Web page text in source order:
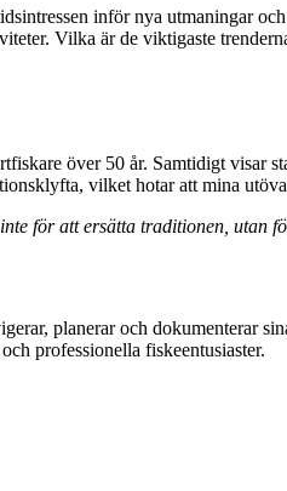
inför nya utmaningar
Vilka är de viktigaste
över 50 år. Samtidigt visar
vilket hotar att mina
för att ersätta traditionen, utan
planerar och dokumenterar
professionella fiskeentusiaster.